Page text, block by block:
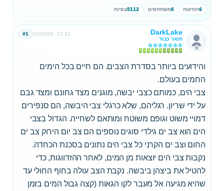
6הודעות 6משתתפים 5112צפיות
DarkLake
תואר כבוד
16/03/09 17:12
#1
והידועים ביותר בסדרת הצבים. הם חיים בכל הימים
החמים בעולם.
צבי הים, כמותם כצבי יבשה, מוגנים מצד גחונם ומצד גבם
על ידי שריון. רגליהם, שלא כרגלי צבי היבשה, הם סנפירים
דמויי משוט וגופם משוטח ומותאם לשחייה. הגדול בצבי
הים הוא צב ים גילדי סוגים נוספים הם צב יום הירוק צב ים
החום וצב ים הקרני כל צבי הים נתונים בסכנת הכחדה.
נקבות צבי הים יוצאות מן המים, לאחר ההזדווגות, כדי
להטיל את ביצהן ביבשה. נקבת הצב עולה בחוף החולי עד
שהיא מגיעה אל מעבר לקו הגאות (קצה גבול המים בזמן